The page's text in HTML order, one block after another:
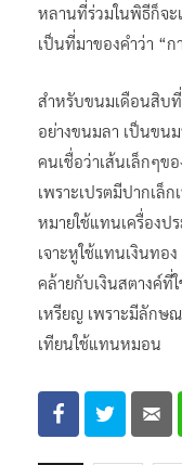
หลานที่ร่วมในพิธีก็จ
เป็นที่มาของคำว่า “ก
สำหรับขนมเดือนสิบ
อย่างขนมลา เป็นขน
คนเชื่อว่าเส้นเล็กๆข
เพราะเปรตมีปากเล็
หมายใช้แทนเครื่อง
เจาะหูใช้แทนเงินทอ
คล้ายกับเงินสตางค์ที่
เหรียญ เพราะมีลักษ
เทียนใช้แทนหมอน